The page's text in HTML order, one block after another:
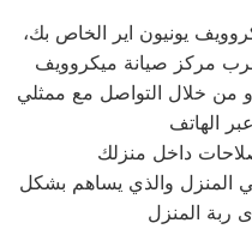
يونيون اير الخاص بك،
مركز صيانة ميكروويف
من خلال التواصل مع ممثلي
المنزل والذي يساهم بشكل
ربة المنزل